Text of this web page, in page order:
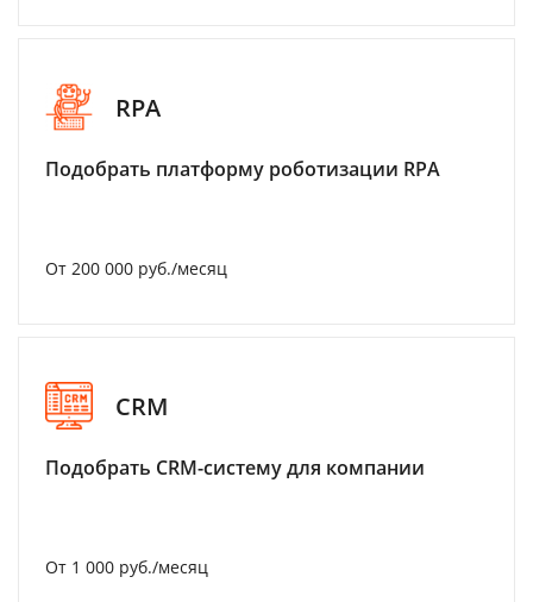
RPA
Подобрать платформу роботизации RPA
От 200 000 руб./месяц
CRM
Подобрать CRM-систему для компании
От 1 000 руб./месяц